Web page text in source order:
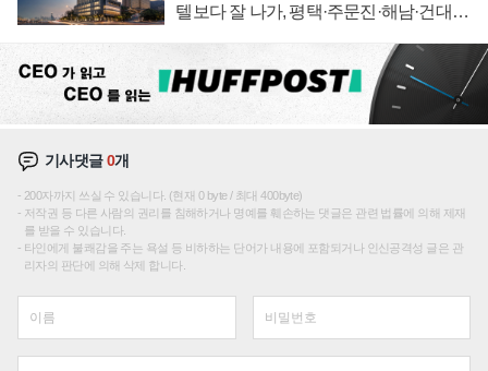
텔보다 잘 나가, 평택·주문진·해남·건대로
기사댓글0개
200자까지 쓰실 수 있습니다. (현재 0 byte / 최대 400byte)
저작권 등 다른 사람의 권리를 침해하거나 명예를 훼손하는 댓글은 관련 법률에 의해 제재
를 받을 수 있습니다.
타인에게 불쾌감을 주는 욕설 등 비하하는 단어가 내용에 포함되거나 인신공격성 글은 관
리자의 판단에 의해 삭제 합니다.